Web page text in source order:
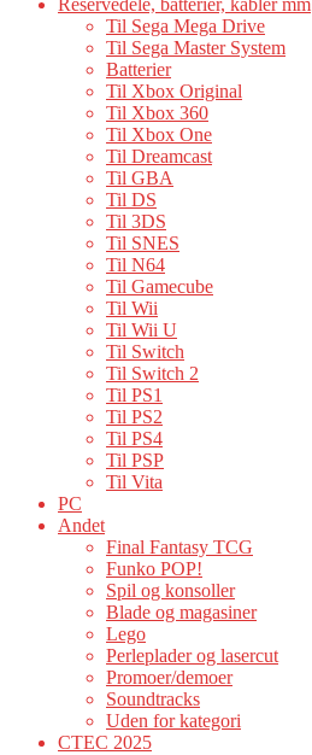
Reservedele, batterier, kabler mm
Til Sega Mega Drive
Til Sega Master System
Batterier
Til Xbox Original
Til Xbox 360
Til Xbox One
Til Dreamcast
Til GBA
Til DS
Til 3DS
Til SNES
Til N64
Til Gamecube
Til Wii
Til Wii U
Til Switch
Til Switch 2
Til PS1
Til PS2
Til PS4
Til PSP
Til Vita
PC
Andet
Final Fantasy TCG
Funko POP!
Spil og konsoller
Blade og magasiner
Lego
Perleplader og lasercut
Promoer/demoer
Soundtracks
Uden for kategori
CTEC 2025